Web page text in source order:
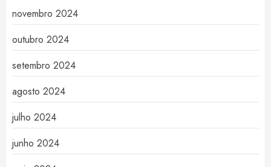
novembro 2024
outubro 2024
setembro 2024
agosto 2024
julho 2024
junho 2024